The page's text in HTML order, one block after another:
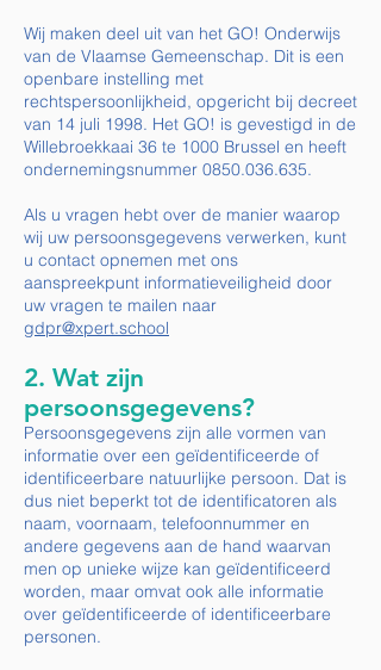
Wij maken deel uit van het GO! Onderwijs
van de Vlaamse Gemeenschap. Dit is een
openbare instelling met
rechtspersoonlijkheid, opgericht bij decreet
van 14 juli 1998. Het GO! is gevestigd in de
Willebroekkaai 36 te 1000 Brussel en heeft
ondernemingsnummer 0850.036.635.
Als u vragen hebt over de manier waarop
wij uw persoonsgegevens verwerken, kunt
u contact opnemen met ons
aanspreekpunt informatieveiligheid door
uw vragen te mailen naar
gdpr@xpert.school
2. Wat zijn
persoonsgegevens?
Persoonsgegevens zijn alle vormen van
informatie over een geïdentificeerde of
identificeerbare natuurlijke persoon. Dat is
dus niet beperkt tot de identificatoren als
naam, voornaam, telefoonnummer en
andere gegevens aan de hand waarvan
men op unieke wijze kan geïdentificeerd
worden, maar omvat ook alle informatie
over geïdentificeerde of identificeerbare
personen.